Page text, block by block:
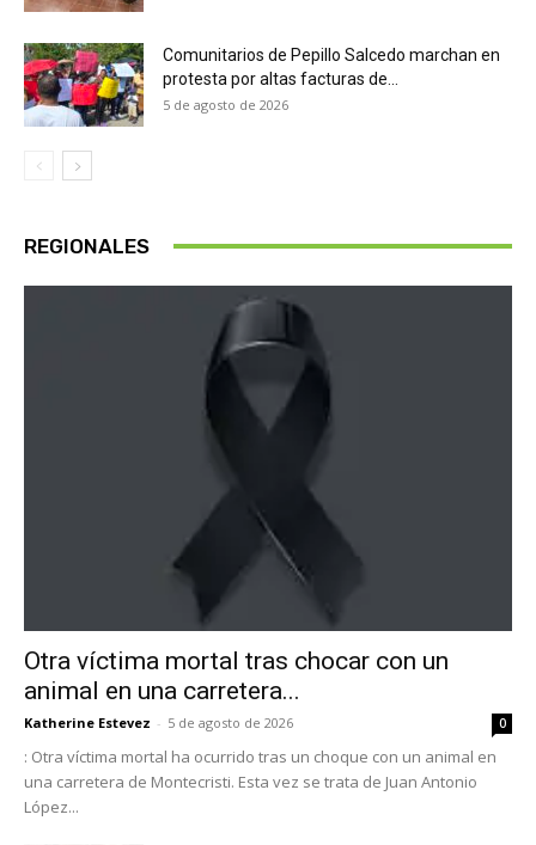
Comunitarios de Pepillo Salcedo marchan en
protesta por altas facturas de...
5 de agosto de 2026
REGIONALES
Otra víctima mortal tras chocar con un
animal en una carretera...
Katherine Estevez - 5 de agosto de 2026 0
: Otra víctima mortal ha ocurrido tras un choque con un animal en
una carretera de Montecristi. Esta vez se trata de Juan Antonio
López...